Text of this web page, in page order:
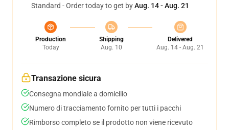
Standard - Order today to get byAug. 14 - Aug. 21
Production
Today
Shipping
Aug. 10
Delivered
Aug. 14 - Aug. 21
Transazione sicura
Consegna mondiale a domicilio
Numero di tracciamento fornito per tutti i pacchi
Rimborso completo se il prodotto non viene ricevuto